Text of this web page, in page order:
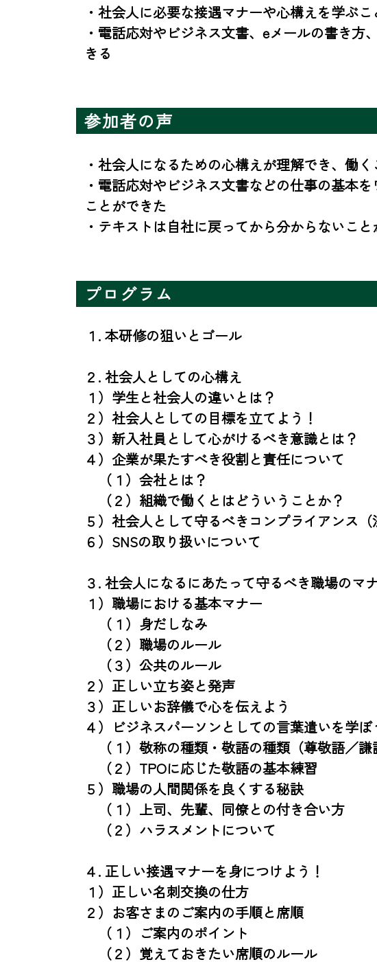
・社会人に必要な接遇マナーや心構えを学ぶ
・電話応対やビジネス文書、eメールの書き方
きる
参加者の声
・社会人になるための心構えが理解でき、働
・電話応対やビジネス文書などの仕事の基本
ことができた
・テキストは自社に戻ってから分からないこ
プログラム
１. 本研修の狙いとゴール
２. 社会人としての心構え
１）学生と社会人の違いとは？
２）社会人としての目標を立てよう！
３）新入社員として心がけるべき意識とは？
４）企業が果たすべき役割と責任について
（１）会社とは？
（２）組織で働くとはどういうことか？
５）社会人として守るべきコンプライアンス
６）SNSの取り扱いについて
３. 社会人になるにあたって守るべき職場のマ
１）職場における基本マナー
（１）身だしなみ
（２）職場のルール
（３）公共のルール
２）正しい立ち姿と発声
３）正しいお辞儀で心を伝えよう
４）ビジネスパーソンとしての言葉遣いを学
（１）敬称の種類・敬語の種類（尊敬語／謙
（２）TPOに応じた敬語の基本練習
５）職場の人間関係を良くする秘訣
（１）上司、先輩、同僚との付き合い方
（２）ハラスメントについて
４. 正しい接遇マナーを身につけよう！
１）正しい名刺交換の仕方
２）お客さまのご案内の手順と席順
（１）ご案内のポイント
（２）覚えておきたい席順のルール